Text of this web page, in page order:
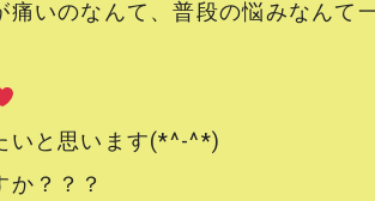
いのなんて、普段の悩みなんて
いと思います(*^-^*)
？？？